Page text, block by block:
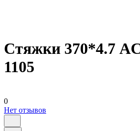
Стяжки 370*4.7
1105
0
Нет отзывов